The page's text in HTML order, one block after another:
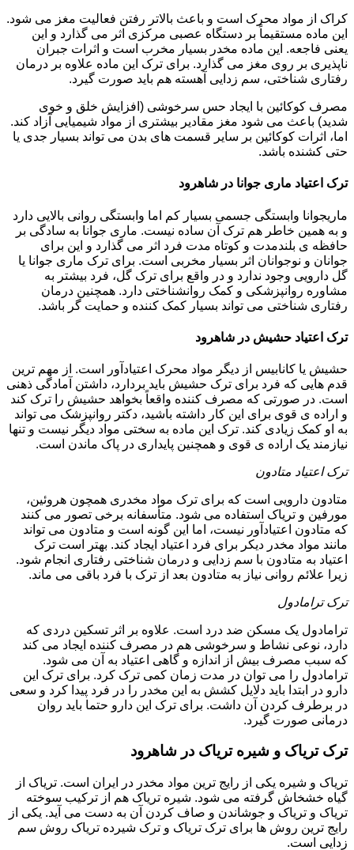
کراک از مواد محرک است و باعث بالاتر رفتن فعالیت مغز می شود.
این ماده مستقیماً بر دستگاه عصبی مرکزی اثر می گذارد و این
یعنی فاجعه. این ماده مخدر بسیار مخرب است و اثرات جبران
ناپذیری بر روی مغز می گذارد. برای ترک این ماده علاوه بر درمان
رفتاری شناختی، سم زدایی آهسته هم باید صورت گیرد.
مصرف کوکائین با ایجاد حس سرخوشی (افزایش خلق و خوی
شدید) باعث می شود مغز مقادیر بیشتری از مواد شیمیایی آزاد کند.
اما، اثرات کوکائین بر سایر قسمت های بدن می تواند بسیار جدی یا
حتی کشنده باشد.
ترک اعتیاد ماری جوانا در شاهرود
ماریجوانا وابستگی جسمی بسیار کم اما وابستگی روانی بالایی دارد
و به همین خاطر هم ترک آن ساده نیست. ماری جوانا به سادگی بر
حافظه ی بلندمدت و کوتاه مدت فرد اثر می گذارد و این برای
جوانان و نوجوانان اثر بسیار مخربی است. برای ترک ماری جوانا یا
گل دارویی وجود ندارد و در واقع برای ترک گل، فرد بیشتر به
مشاوره روانپزشکی و کمک روانشناختی دارد. همچنین درمان
رفتاری شناختی می تواند بسیار کمک کننده و حمایت گر باشد.
ترک اعتیاد حشیش در شاهرود
حشیش یا کانابیس از دیگر مواد محرک اعتیادآور است. از مهم ترین
قدم هایی که فرد برای ترک حشیش باید بردارد، داشتن آمادگی ذهنی
است. در صورتی که مصرف کننده واقعاً بخواهد حشیش را ترک کند
و اراده ی قوی برای این کار داشته باشید، دکتر روانپزشک می تواند
به او کمک زیادی کند. ترک این ماده به سختی مواد دیگر نیست و تنها
نیازمند یک اراده ی قوی و همچنین پایداری در پاک ماندن است.
ترک اعتیاد متادون
متادون دارویی است که برای ترک مواد مخدری همچون هروئین،
مورفین و تریاک استفاده می شود. متأسفانه برخی تصور می کنند
که متادون اعتیادآور نیست، اما این گونه است و متادون می تواند
مانند مواد مخدر دیکر برای فرد اعتیاد ایجاد کند. بهتر است ترک
اعتیاد به متادون با سم زدایی و درمان شناختی رفتاری انجام شود.
زیرا علائم روانی نیاز به متادون بعد از ترک با فرد باقی می ماند.
ترک ترامادول
ترامادول یک مسکن ضد درد است. علاوه بر اثر تسکین دردی که
دارد، نوعی نشاط و سرخوشی هم در مصرف کننده ایجاد می کند
که سبب مصرف بیش از اندازه و گاهی اعتیاد به آن می شود.
ترامادول را می توان در مدت زمان کمی ترک کرد. برای ترک این
دارو در ابتدا باید دلایل کشش به این مخدر را در فرد پیدا کرد و سعی
در برطرف کردن آن داشت. برای ترک این دارو حتما باید روان
درمانی صورت گیرد.
ترک تریاک و شیره تریاک در شاهرود
تریاک و شیره یکی از رایج ترین مواد مخدر در ایران است. تریاک از
گیاه خشخاش گرفته می شود. شیره تریاک هم از ترکیب سوخته
تریاک و تریاک و جوشاندن و صاف کردن آن به دست می آید. یکی از
رایج ترین روش ها برای ترک تریاک و ترک شیرده تریاک روش سم
زدایی است.